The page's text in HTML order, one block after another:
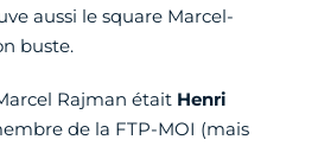
aussi le square Marcel-
buste.
Rajman était Henri
de la FTP-MOI (mais